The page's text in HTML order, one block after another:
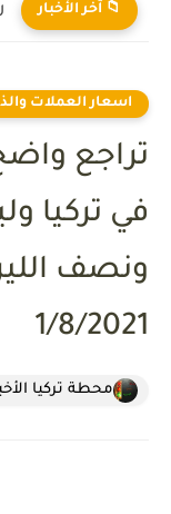
📁 آخر الأخبار
اسعار العملات
تراجع
في تركيا
ونصف
1/8/2021
محطة تركيا